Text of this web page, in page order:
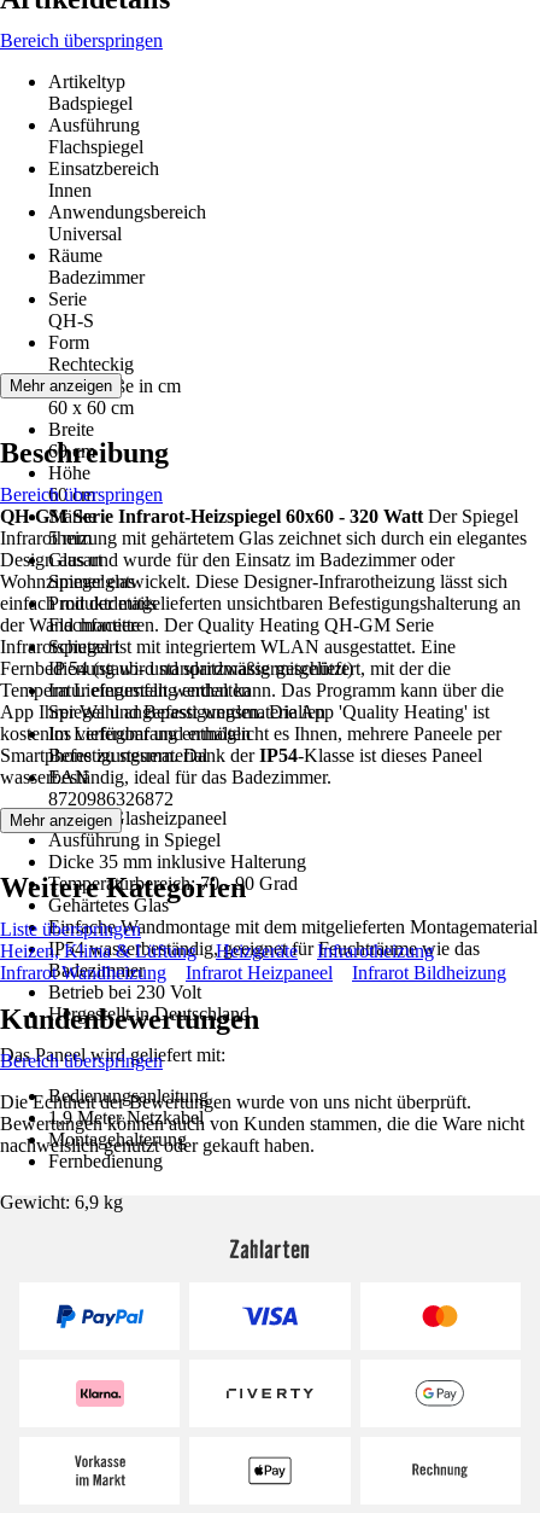
Bereich überspringen
Artikeltyp
Badspiegel
Ausführung
Flachspiegel
Einsatzbereich
Innen
Anwendungsbereich
Universal
Räume
Badezimmer
Serie
QH-S
Form
Rechteckig
Nenngröße in cm
60 x 60 cm
Breite
60 cm
Höhe
60 cm
Stärke
5 mm
Glasart
Spiegelglas
Produktdetails
Flachfacette
Schutzart
IP 54 (staub- und spritzwassergeschützt)
Im Lieferumfang enthalten
Spiegel und Befestigungsmaterialien
Im Lieferumfang enthalten
Befestigungsmaterial
EAN
8720986326872
Mehr anzeigen
Beschreibung
Bereich überspringen
QH-GM Serie Infrarot-Heizspiegel 60x60 - 320 Watt Der Spiegel
Infrarotheizung mit gehärtetem Glas zeichnet sich durch ein elegantes
Design aus und wurde für den Einsatz im Badezimmer oder
Wohnzimmer entwickelt. Diese Designer-Infrarotheizung lässt sich
einfach mit der mitgelieferten unsichtbaren Befestigungshalterung an
der Wand montieren. Der Quality Heating QH-GM Serie
Infrarotspiegel ist mit integriertem WLAN ausgestattet. Eine
Fernbedienung wird standardmäßig mitgeliefert, mit der die
Temperatur eingestellt werden kann. Das Programm kann über die
App Ihrer Wahl angepasst werden. Die App 'Quality Heating' ist
kostenlos verfügbar und ermöglicht es Ihnen, mehrere Paneele per
Smartphone zu steuern. Dank derIP54-Klasse ist dieses Paneel
wasserbeständig, ideal für das Badezimmer.
Infrarot-Glasheizpaneel
Ausführung in Spiegel
Dicke 35 mm inklusive Halterung
Temperaturbereich: 70 - 90 Grad
Gehärtetes Glas
Einfache Wandmontage mit dem mitgelieferten Montagematerial
IP54 wasserbeständig, geeignet für Feuchträume wie das
Badezimmer
Betrieb bei 230 Volt
Hergestellt in Deutschland
Das Paneel wird geliefert mit:
Bedienungsanleitung
1,9 Meter Netzkabel
Montagehalterung
Fernbedienung
Gewicht: 6,9 kg
Mehr anzeigen
Weitere Kategorien
Liste überspringen
Heizen, Klima & Lüftung
Heizgeräte
Infrarotheizung
Infrarot Wandheizung
Infrarot Heizpaneel Infrarot Bildheizung
Kundenbewertungen
Bereich überspringen
Die Echtheit der Bewertungen wurde von uns nicht überprüft.
Bewertungen können auch von Kunden stammen, die die Ware nicht
nachweislich genutzt oder gekauft haben.
Zahlarten